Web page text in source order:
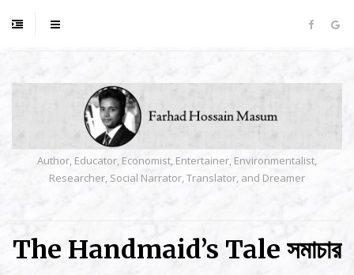
Author, Educator, Economist, Entertainer, Environmentalist,
Researcher, Social Narrator, Translator, and Dreamer
The Handmaid’s Tale সমাচার